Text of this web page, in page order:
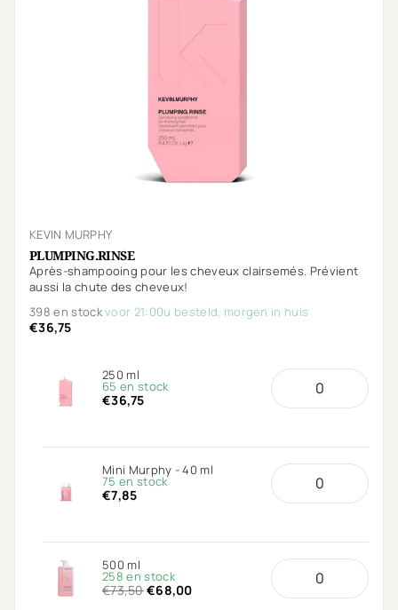
KEVIN MURPHY
PLUMPING.RINSE
Après-shampooing pour les cheveux clairsemés. Prévient
aussi la chute des cheveux!
398 en stockvoor 21:00u besteld, morgen in huis
€36,75
250 ml
65 en stock
€36,75
Mini Murphy - 40 ml
75 en stock
€7,85
500 ml
258 en stock
€73,50€68,00